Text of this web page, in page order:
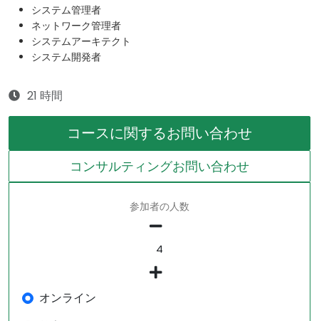
システム管理者
ネットワーク管理者
システムアーキテクト
システム開発者
21 時間
コースに関するお問い合わせ
コンサルティングお問い合わせ
参加者の人数
オンライン